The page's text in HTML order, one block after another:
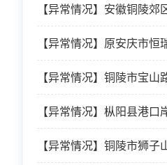
【异常情况】安徽铜陵
【异常情况】原安庆市
【异常情况】铜陵市宝
【异常情况】铜陵市狮